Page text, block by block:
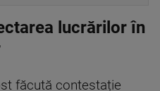
lucrărilor în
făcută contestație